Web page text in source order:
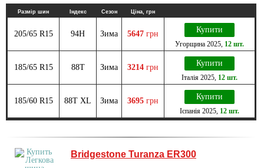
Размір шин Індекс Сезон Ціна, грн
205/65 R15 94H Зима 5647 грн Купити
Угорщина 2025 12 шт.
185/65 R15 88T Зима 3214 грн Купити
Італія 2025 12 шт.
185/60 R15 88T XL Зима 3695 грн Купити
Іспанія 2025 12 шт.
Bridgestone Turanza ER300